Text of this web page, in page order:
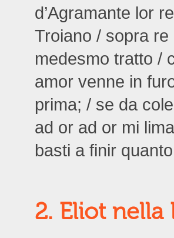
d’Agramante lor
Troiano / sopra re
medesmo tratto /
amor venne in
prima; / se da
ad or ad or mi
basti a finir
2. Eliot nella